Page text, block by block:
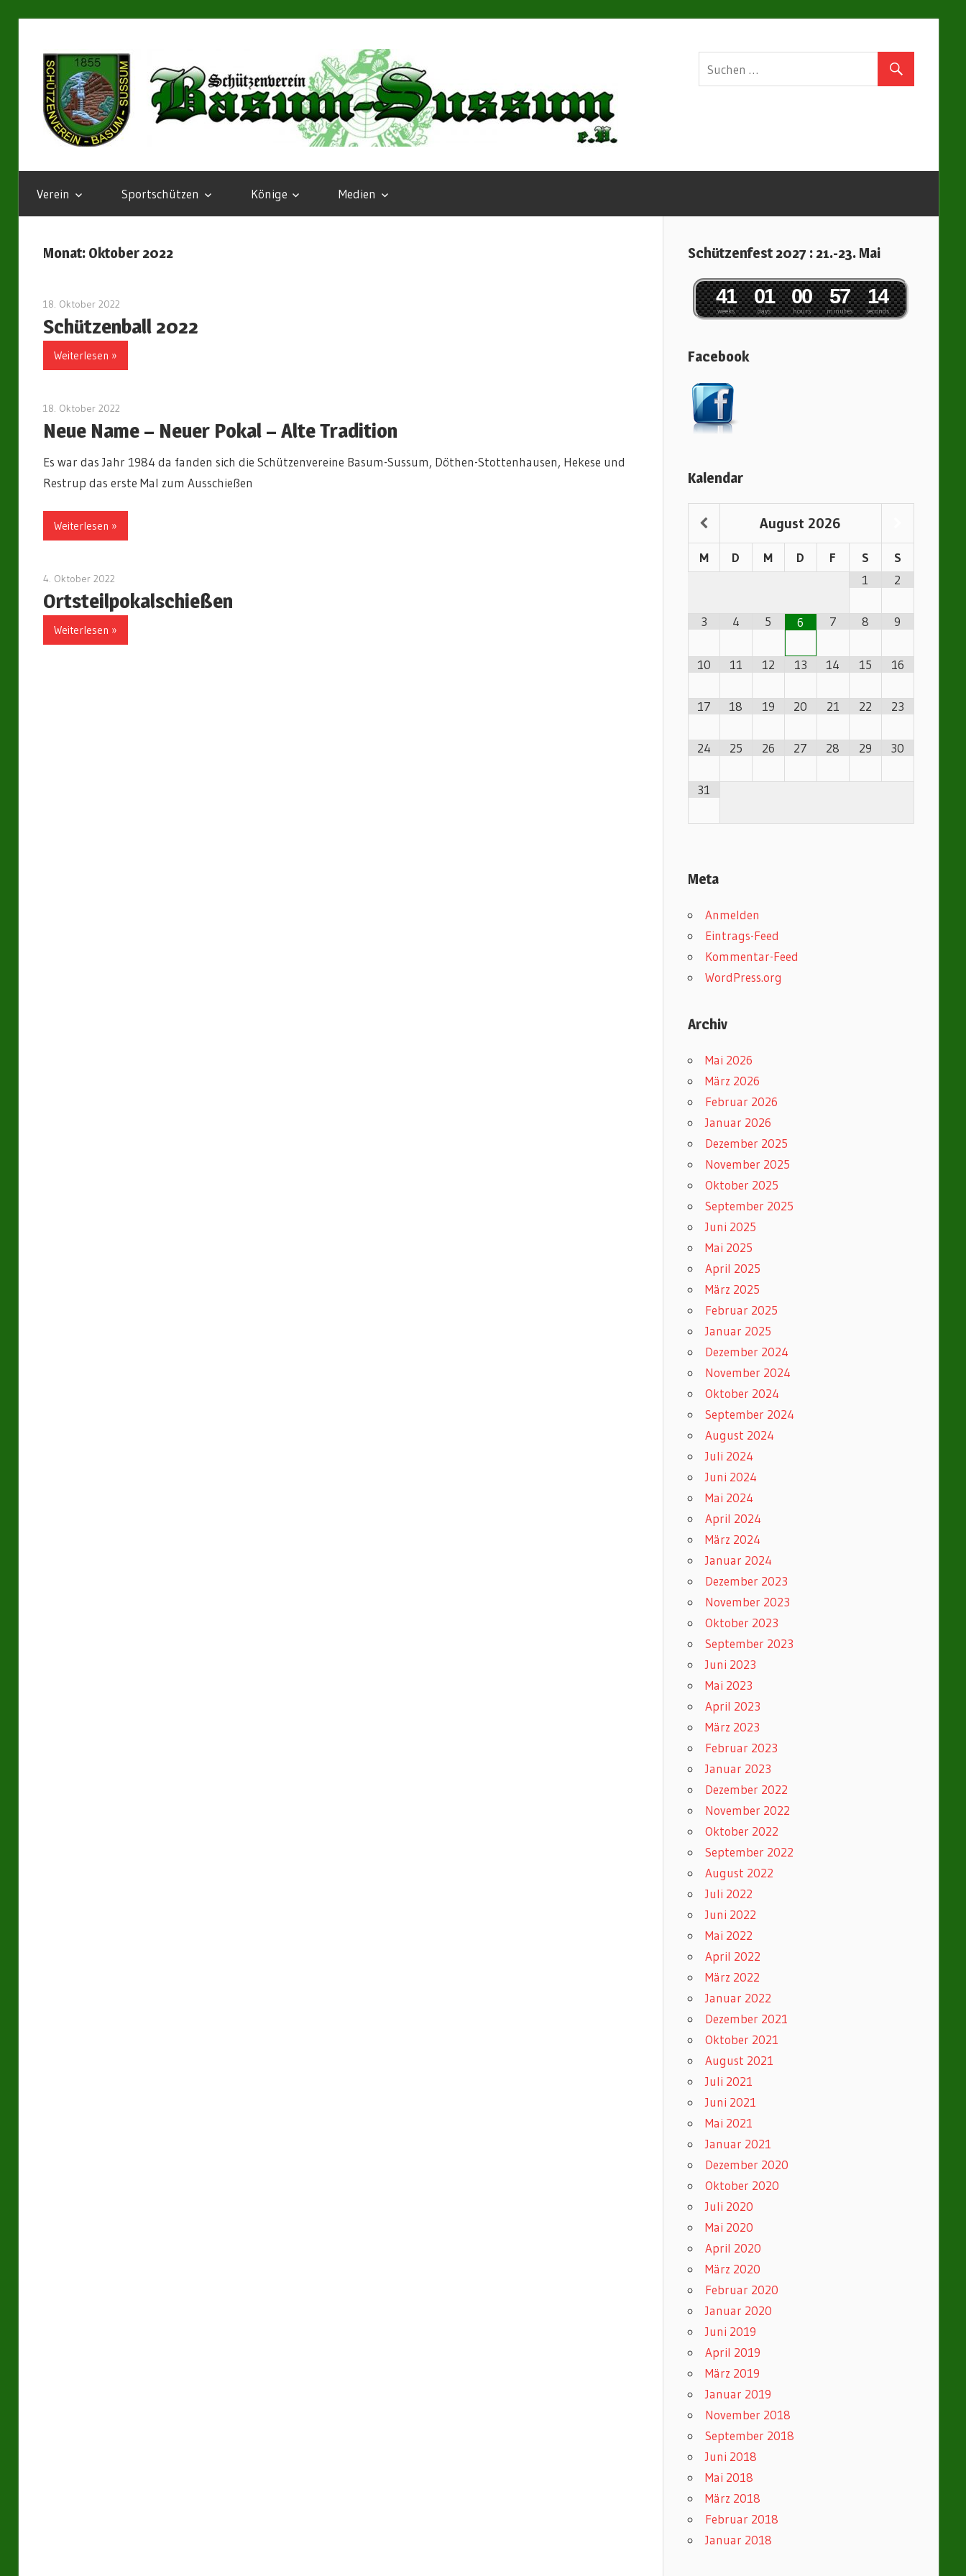
springen
Schützenverein
Sussum
Willkommen!
Verein
Sportschützen Könige Medien
Monat: Oktober 2022
18. Oktober 2022
Schützenball 2022
Weiterlesen »
18. Oktober 2022
Neue Name – Neuer Pokal – Alte Tradition
Es war das Jahr 1984 da fanden sich die Schützenvereine Basum-Sussum, Döthen-Stottenhausen, Hekese und
Restrup das erste Mal zum Ausschießen
Weiterlesen »
4. Oktober 2022
Ortsteilpokalschießen
Weiterlesen »
Schützenfest 2027 : 21.-23. Mai
weeks
41
days
01
hours
00
minutes
57
seconds
13
4
Facebook
Kalendar
August 2026
M D M D F S
S
1
2
3 4 5 6 7 8 9
10 11 12 13 14 15 16
17 18 19 20 21 22 23
24 25 26 27 28 29 30
31
Meta
Anmelden
Eintrags-Feed
Kommentar-Feed
WordPress.org
Archiv
Mai 2026
März 2026
Februar 2026
Januar 2026
Dezember 2025
November 2025
Oktober 2025
September 2025
Juni 2025
Mai 2025
April 2025
März 2025
Februar 2025
Januar 2025
Dezember 2024
November 2024
Oktober 2024
September 2024
August 2024
Juli 2024
Juni 2024
Mai 2024
April 2024
März 2024
Januar 2024
Dezember 2023
November 2023
Oktober 2023
September 2023
Juni 2023
Mai 2023
April 2023
März 2023
Februar 2023
Januar 2023
Dezember 2022
November 2022
Oktober 2022
September 2022
August 2022
Juli 2022
Juni 2022
Mai 2022
April 2022
März 2022
Januar 2022
Dezember 2021
Oktober 2021
August 2021
Juli 2021
Juni 2021
Mai 2021
Januar 2021
Dezember 2020
Oktober 2020
Juli 2020
Mai 2020
April 2020
März 2020
Februar 2020
Januar 2020
Juni 2019
April 2019
März 2019
Januar 2019
November 2018
September 2018
Juni 2018
Mai 2018
März 2018
Februar 2018
Januar 2018